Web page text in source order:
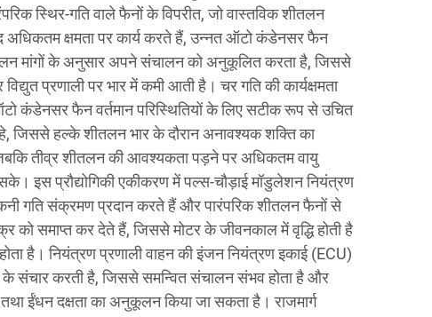
स्थिर-गति वाले फैनों के विपरीत, जो वास्तविक शीतलन
क्षमता पर कार्य करते हैं, उन्नत ऑटो कंडेनसर फैन
मांगों के अनुसार अपने संचालन को अनुकूलित करता है, जिससे
प्रणाली पर भार में कमी आती है। चर गति की कार्यक्षमता
कंडेनसर फैन वर्तमान परिस्थितियों के लिए सटीक रूप से उचित
जिससे हल्के शीतलन भार के दौरान अनावश्यक शक्ति का
तीव्र शीतलन की आवश्यकता पड़ने पर अधिकतम वायु
इस प्रौद्योगिकी एकीकरण में पल्स-चौड़ाई मॉडुलेशन नियंत्रण
गति संक्रमण प्रदान करते हैं और पारंपरिक शीतलन फैनों से
समाप्त कर देते हैं, जिससे मोटर के जीवनकाल में वृद्धि होती है
है। नियंत्रण प्रणाली वाहन की इंजन नियंत्रण इकाई (ECU)
के संचार करती है, जिससे समन्वित संचालन संभव होता है और
ईंधन दक्षता का अनुकूलन किया जा सकता है। राजमार्ग